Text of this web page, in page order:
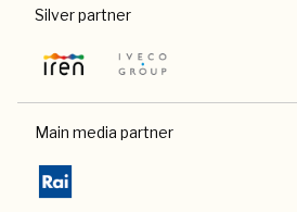
Silver partner
Main media partner